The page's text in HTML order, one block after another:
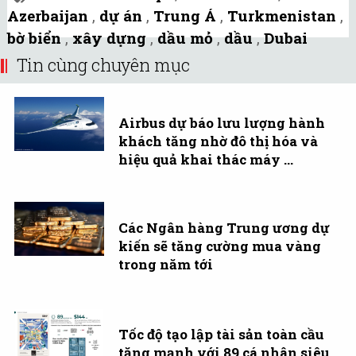
Azerbaijan , dự án , Trung Á , Turkmenistan ,
bờ biển,xây dựng,dầu mỏ,dầu,Dubai
Tin cùng chuyên mục
Airbus dự báo lưu lượng hành
khách tăng nhờ đô thị hóa và
hiệu quả khai thác máy ...
Các Ngân hàng Trung ương dự
kiến sẽ tăng cường mua vàng
trong năm tới
Tốc độ tạo lập tài sản toàn cầu